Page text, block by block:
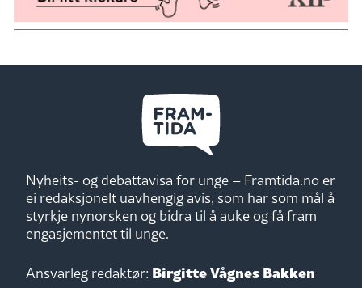
Nyheits- og debattavisa for unge – Framtida.no er
ei redaksjonelt uavhengig avis, som har som mål å
styrkje nynorsken og bidra til å auke og få fram
engasjementet til unge.
Ansvarleg redaktør: Birgitte Vågnes Bakken